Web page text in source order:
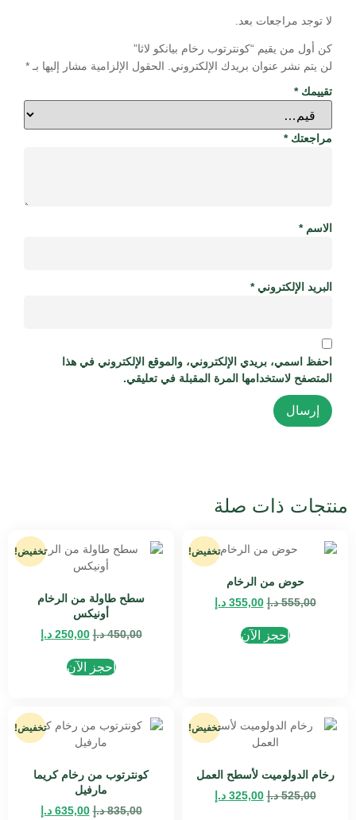
لا توجد مراجعات بعد.
كن أول من يقيم “كونترتوب رخام بيانكو لاثا”
لن يتم نشر عنوان بريدك الإلكتروني. الحقول الإلزامية مشار إليها بـ *
تقييمك*
مراجعتك*
الاسم*
البريد الإلكتروني*
احفظ اسمي، بريدي الإلكتروني، والموقع الإلكتروني في هذا
المتصفح لاستخدامها المرة المقبلة في تعليقي.
منتجات ذات صلة
تخفيض!
حوض من الرخام
555,00 د.إ 355,00 د.إ
احجز الآن
تخفيض!
سطح طاولة من الرخام
أونيكس
450,00 د.إ 250,00 د.إ
احجز الآن
تخفيض!
رخام الدولوميت لأسطح العمل
525,00 د.إ 325,00 د.إ
تخفيض!
كونترتوب من رخام كريما
مارفيل
835,00 د.إ 635,00 د.إ